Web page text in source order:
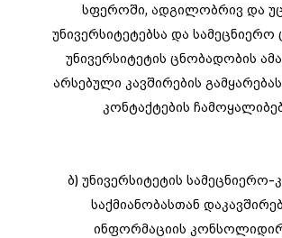
სფეროში, ადგილობრივ და
უნივერსიტეტებსა და სამეცნიერო
უნივერსიტეტის ცნობადობის
არსებული კავშირების
კონტაქტების
ბ) უნივერსიტეტის
საქმიანობასთან
ინფორმაციის